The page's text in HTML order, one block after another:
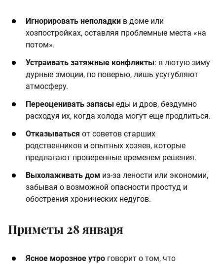
Игнорировать неполадки в доме или
хозпостройках, оставляя проблемные места «на
потом».
Устраивать затяжные конфликты: в лютую зиму
дурные эмоции, по поверью, лишь усугубляют
атмосферу.
Переоценивать запасы еды и дров, бездумно
расходуя их, когда холода могут еще продлиться.
Отказываться от советов старших
родственников и опытных хозяев, которые
предлагают проверенные временем решения.
Выхолаживать дом из-за лености или экономии,
забывая о возможной опасности простуд и
обострения хронических недугов.
Приметы 28 января
Ясное морозное утро говорит о том, что